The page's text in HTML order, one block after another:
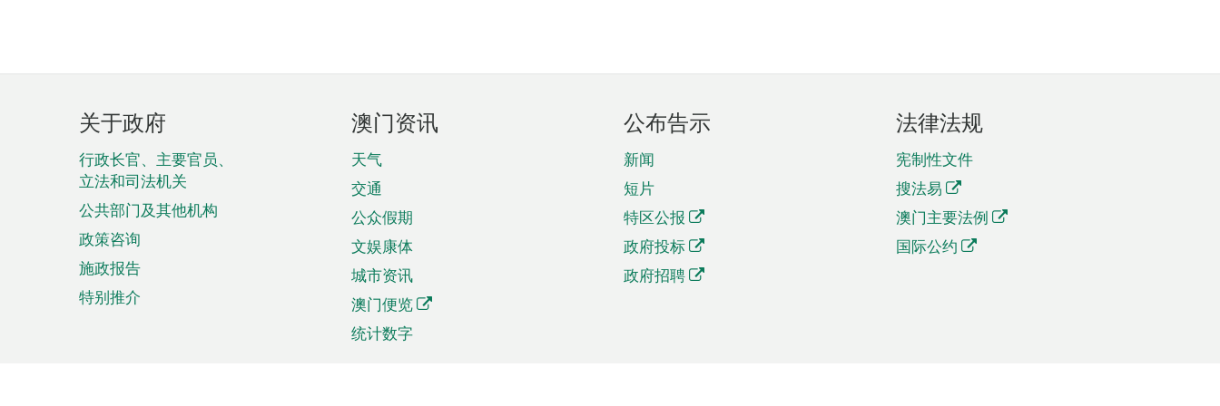
页
脚
菜
单
关于政府
行政长官、主要官员、
立法和司法机关
公共部门及其他机构
政策咨询
施政报告
特别推介
澳门资讯
天气
交通
公众假期
文娱康体
城市资讯
澳门便览
统计数字
公布告示
新闻
短片
特区公报
政府投标
政府招聘
法律法规
宪制性文件
搜法易
澳门主要法例
国际公约